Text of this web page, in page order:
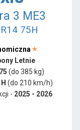
3 ME3
75H
Letnie
75 (do 385 kg)
H (do 210 km/h)
- 2025 - 2026